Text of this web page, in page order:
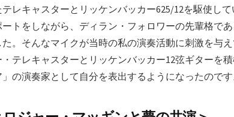
テレキャスターとリッケンバッカー625/12を駆使し
ートをしながら、ディラン・フォロワーの先輩格で
た。そんなマイクが当時の私の演奏活動に刺激を与
・テレキャスターとリッケンバッカー12弦ギターを
」の演奏家として自分を表出するようになったのです